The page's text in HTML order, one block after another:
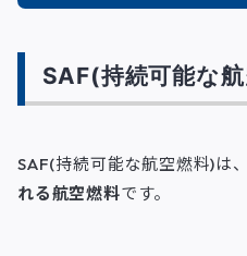
SAF(持続可能な
SAF(持続可能な航空燃料)は、
れる航空燃料です。